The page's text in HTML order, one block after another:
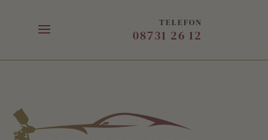
TELEFON
08731 26 12